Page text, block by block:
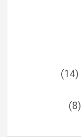
(14)
(8)